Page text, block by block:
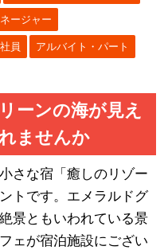
ージャー
員 アルバイト・パート
ーンの海が見え
ませんか
さな宿「癒しのリゾー
トです。エメラルドグ
景ともいわれている景
ェが宿泊施設にござい